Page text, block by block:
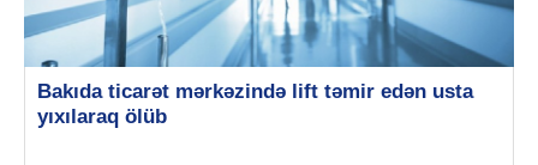
Bakıda ticarət mərkəzində lift təmir edən usta
yıxılaraq ölüb